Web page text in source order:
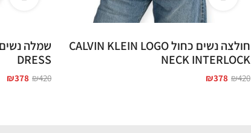
חולצה נשים כחול CALVIN KLEIN LOGO
NECK INTERLOCK
₪420
₪378
DRESS
₪420
₪378